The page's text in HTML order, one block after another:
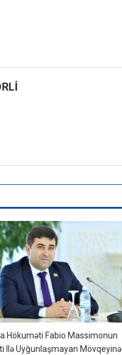
Hökuməti Fabio Massimonun
Ilə Uyğunlaşmayan Mövqeyinə